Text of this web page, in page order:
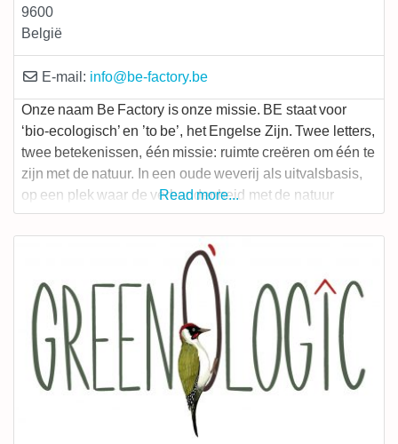
9600
België
E-mail: info@be-factory.be
Onze naam Be Factory is onze missie. BE staat voor
‘bio-ecologisch’ en ’to be’, het Engelse Zijn. Twee letters,
twee betekenissen, één missie: ruimte creëren om één te
zijn met de natuur. In een oude weverij als uitvalsbasis,
op een plek waar de verbondenheid met de natuur
verdwenen is, bouwen wij een nieuwe soort fabriek: een
‘factory’ met ateliers en
Read more...